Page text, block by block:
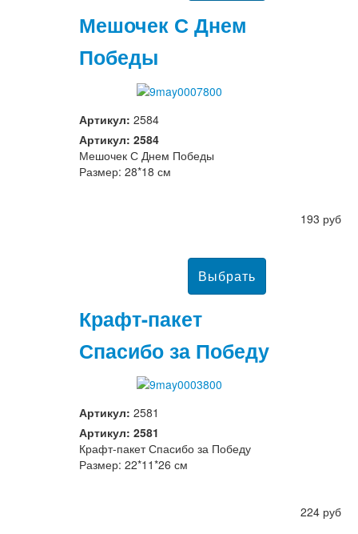
Мешочек С Днем
Победы
Артикул: 2584
Артикул: 2584
Мешочек С Днем Победы
Размер: 28*18 см
193 руб
Крафт-пакет
Спасибо за Победу
Артикул: 2581
Артикул: 2581
Крафт-пакет Спасибо за Победу
Размер: 22*11*26 см
224 руб